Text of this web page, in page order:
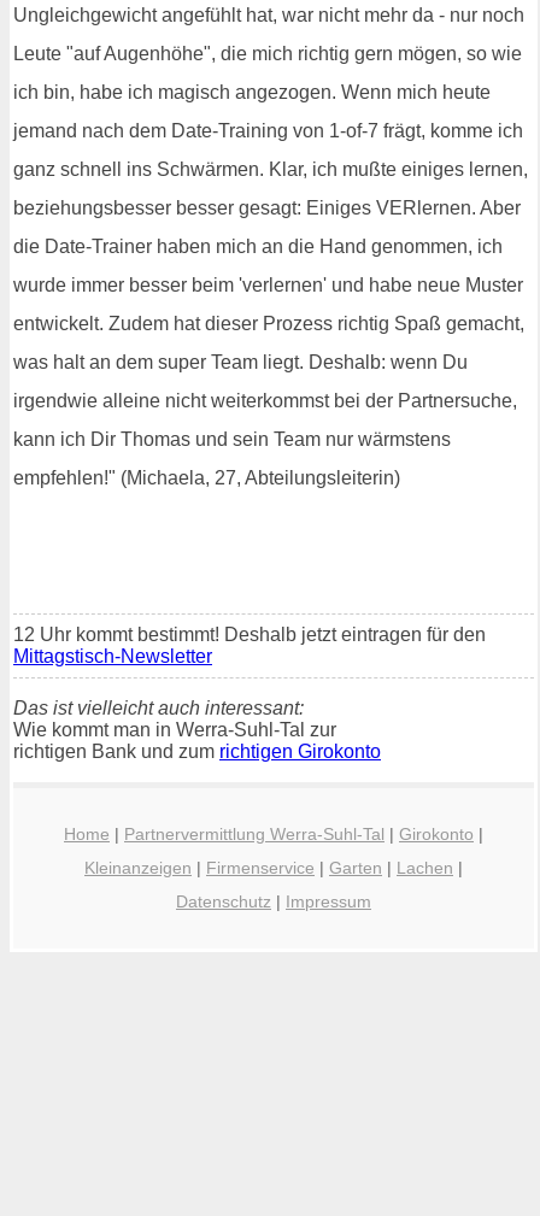
Ungleichgewicht angefühlt hat, war nicht mehr da - nur noch
Leute "auf Augenhöhe", die mich richtig gern mögen, so wie
ich bin, habe ich magisch angezogen. Wenn mich heute
jemand nach dem Date-Training von 1-of-7 frägt, komme ich
ganz schnell ins Schwärmen. Klar, ich mußte einiges lernen,
beziehungsbesser besser gesagt: Einiges VERlernen. Aber
die Date-Trainer haben mich an die Hand genommen, ich
wurde immer besser beim 'verlernen' und habe neue Muster
entwickelt. Zudem hat dieser Prozess richtig Spaß gemacht,
was halt an dem super Team liegt. Deshalb: wenn Du
irgendwie alleine nicht weiterkommst bei der Partnersuche,
kann ich Dir Thomas und sein Team nur wärmstens
empfehlen!" (Michaela, 27, Abteilungsleiterin)
12 Uhr kommt bestimmt! Deshalb jetzt eintragen für den
Mittagstisch-Newsletter
Das ist vielleicht auch interessant:
Wie kommt man in Werra-Suhl-Tal zur
richtigen Bank und zum richtigen Girokonto
Home | Partnervermittlung Werra-Suhl-Tal | Girokonto |
Kleinanzeigen | Firmenservice | Garten | Lachen |
Datenschutz | Impressum